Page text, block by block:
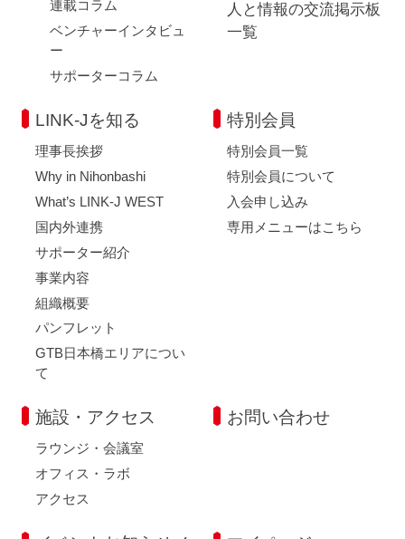
連載コラム
ベンチャーインタビュ
ー
サポーターコラム
人と情報の交流掲示板
一覧
LINK-Jを知る
理事長挨拶
Why in Nihonbashi
What’s LINK-J WEST
国内外連携
サポーター紹介
事業内容
組織概要
パンフレット
GTB日本橋エリアについ
て
特別会員
特別会員一覧
特別会員について
入会申し込み
専用メニューはこちら
施設・アクセス
ラウンジ・会議室
オフィス・ラボ
アクセス
お問い合わせ